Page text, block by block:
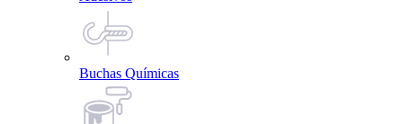
Buchas Químicas